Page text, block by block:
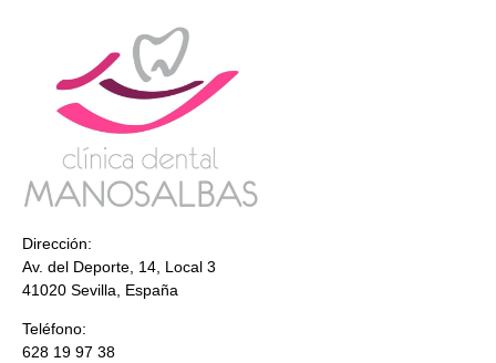
Dirección:
Av. del Deporte, 14, Local 3
41020 Sevilla, España
Teléfono:
628 19 97 38